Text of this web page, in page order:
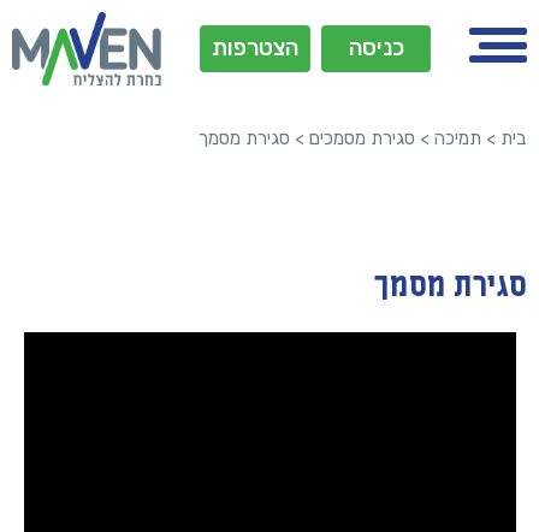
כניסה הצטרפות
בית > תמיכה> סגירת מסמכים> סגירת מסמך
סגירת מסמך